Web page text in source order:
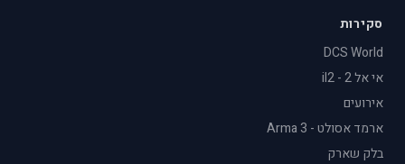
סקירות
DCS World
אי אל 2 - il2
אירועים
ארמד אסולט - Arma 3
בלק שארק